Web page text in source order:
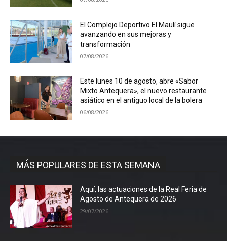
El Complejo Deportivo El Maulí sigue
avanzando en sus mejoras y
transformación
07/08/2026
Este lunes 10 de agosto, abre «Sabor
Mixto Antequera», el nuevo restaurante
asiático en el antiguo local de la bolera
06/08/2026
MÁS POPULARES DE ESTA SEMANA
Aquí, las actuaciones de la Real Feria de
Agosto de Antequera de 2026
29/07/2026